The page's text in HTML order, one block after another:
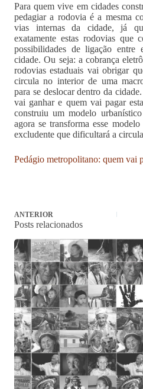
Para quem vive em cidades
pedagiar a rodovia é a mesma
vias internas da cidade, já
exatamente estas rodovias que
possibilidades de ligação entre
cidade. Ou seja: a cobrança
rodovias estaduais vai obrigar
circula no interior de uma
para se deslocar dentro da
vai ganhar e quem vai pagar
construiu um modelo
agora se transforma esse
excludente que dificultará a
Pedágio metropolitano: quem vai
ANTERIOR
Posts relacionados